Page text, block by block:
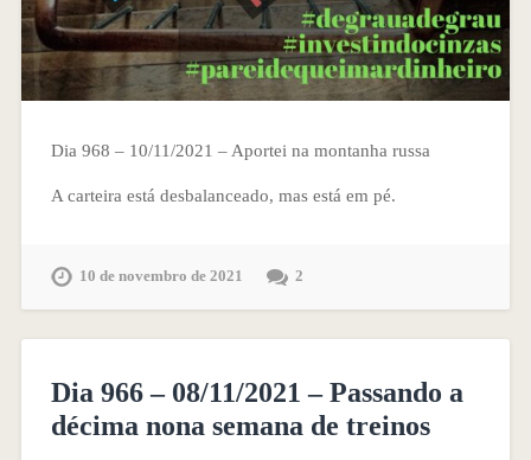
Dia 968 – 10/11/2021 – Aportei na montanha russa
A carteira está desbalanceado, mas está em pé.
10 de novembro de 2021 2
Dia 966 – 08/11/2021 – Passando a
décima nona semana de treinos